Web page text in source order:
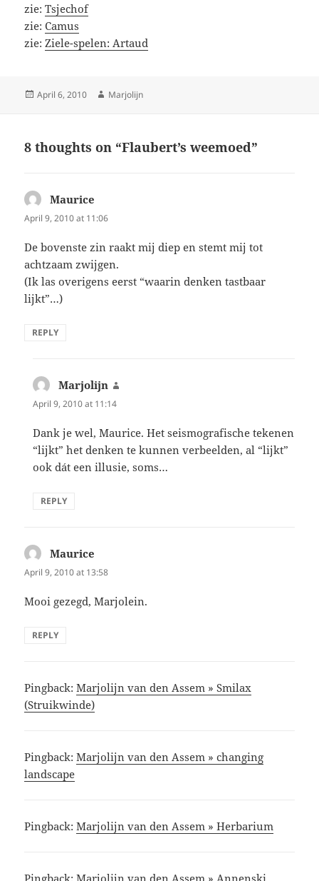
zie:Tsjechof
zie:Camus
zie:Ziele-spelen: Artaud
Posted
April 6, 2010 Author
Marjolijn
8 thoughts on “Flaubert’s weemoed”
Maurice
April 9, 2010 at 11:06
De bovenste zin raakt mij diep en stemt mij tot
achtzaam zwijgen.
(Ik las overigens eerst “waarin denken tastbaar
lijkt”…)
REPLY
Marjolijn
April 9, 2010 at 11:14
Dank je wel, Maurice. Het seismografische tekenen
“lijkt” het denken te kunnen verbeelden, al “lijkt”
ook dát een illusie, soms…
REPLY
Maurice
April 9, 2010 at 13:58
Mooi gezegd, Marjolein.
REPLY
Pingback:Marjolijn van den Assem » Smilax
(Struikwinde)
Pingback:Marjolijn van den Assem » changing
landscape
Pingback:Marjolijn van den Assem » Herbarium